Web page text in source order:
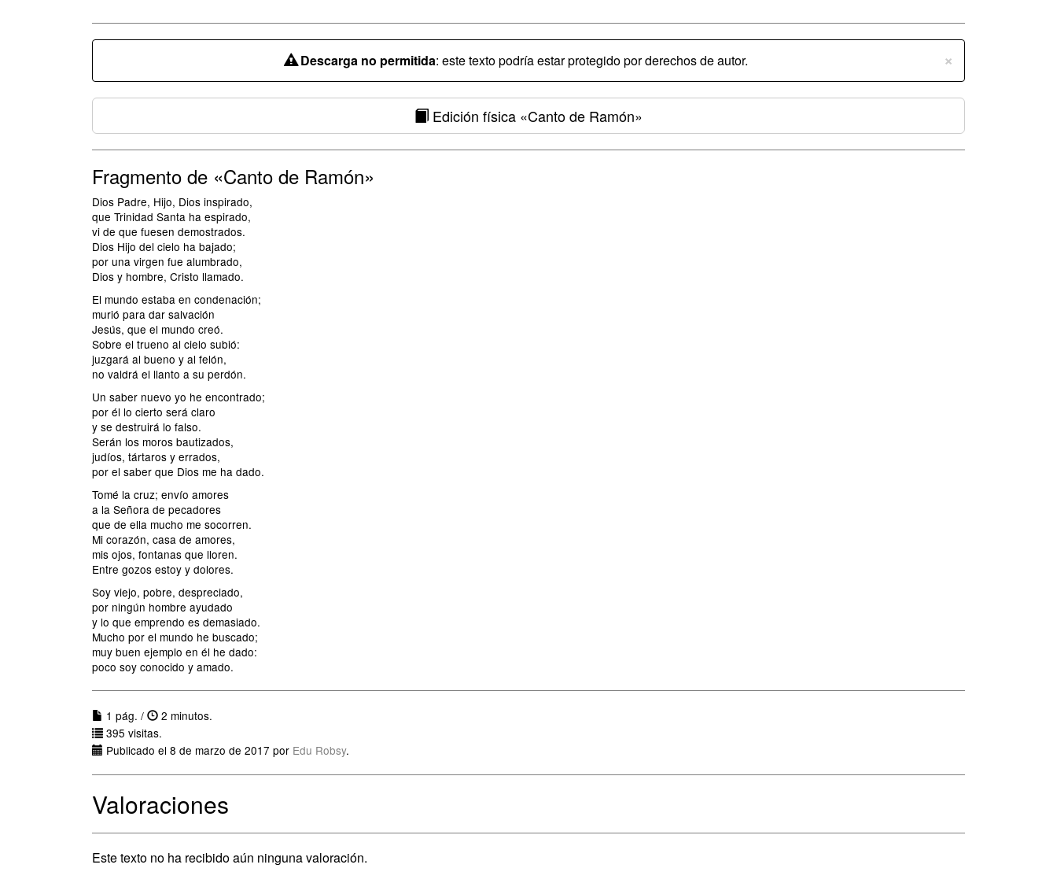
×
Descarga no permitida: este texto podría estar protegido por derechos de autor.
Edición física «Canto de Ramón»
Fragmento de «Canto de Ramón»
Dios Padre, Hijo, Dios inspirado,
que Trinidad Santa ha espirado,
vi de que fuesen demostrados.
Dios Hijo del cielo ha bajado;
por una virgen fue alumbrado,
Dios y hombre, Cristo llamado.
El mundo estaba en condenación;
murió para dar salvación
Jesús, que el mundo creó.
Sobre el trueno al cielo subió:
juzgará al bueno y al felón,
no valdrá el llanto a su perdón.
Un saber nuevo yo he encontrado;
por él lo cierto será claro
y se destruirá lo falso.
Serán los moros bautizados,
judíos, tártaros y errados,
por el saber que Dios me ha dado.
Tomé la cruz; envío amores
a la Señora de pecadores
que de ella mucho me socorren.
Mi corazón, casa de amores,
mis ojos, fontanas que lloren.
Entre gozos estoy y dolores.
Soy viejo, pobre, despreciado,
por ningún hombre ayudado
y lo que emprendo es demasiado.
Mucho por el mundo he buscado;
muy buen ejemplo en él he dado:
poco soy conocido y amado.
1 pág. /
2 minutos.
395 visitas.
Publicado el 8 de marzo de 2017 por Edu Robsy.
Valoraciones
Este texto no ha recibido aún ninguna valoración.